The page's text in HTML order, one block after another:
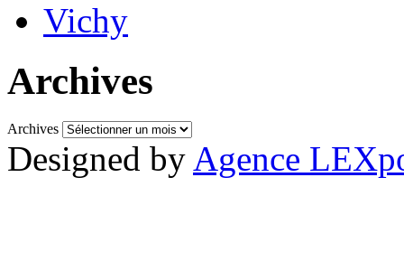
Vichy
Archives
Archives
Designed by Agence